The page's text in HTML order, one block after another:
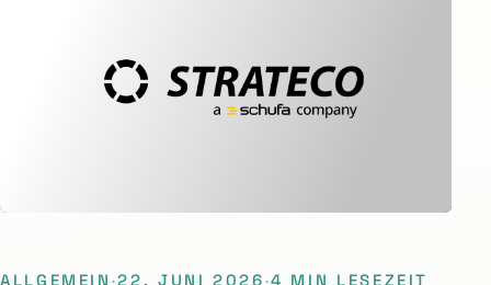
ALLGEMEIN ·22. JUNI 2026·4 MIN LESEZEIT